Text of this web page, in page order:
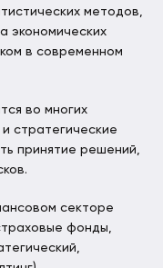
методов,
экономических
в современном
во многих
стратегические
принятие решений,
секторе
фонды,